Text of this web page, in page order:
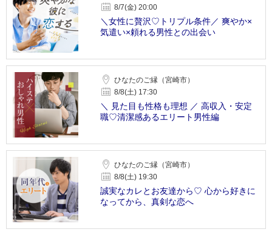
8/7(金) 20:00
＼女性に贅沢♡トリプル条件／ 爽やか×
気遣い×頼れる男性との出会い
ひなたのご縁（宮崎市）
8/8(土) 17:30
＼ 見た目も性格も理想 ／ 高収入・安定
職♡清潔感あるエリート男性編
ひなたのご縁（宮崎市）
8/8(土) 19:30
誠実なカレとお友達から♡ 心から好きに
なってから、真剣な恋へ